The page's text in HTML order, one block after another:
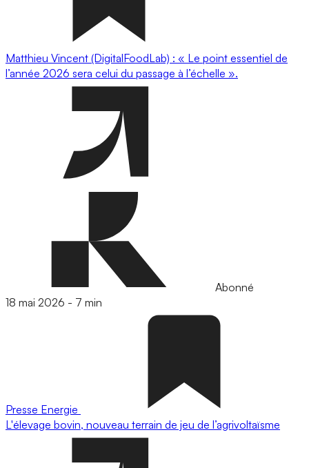
Matthieu Vincent (DigitalFoodLab) : « Le point essentiel de
l’année 2026 sera celui du passage à l’échelle ».
Abonné
18 mai 2026 - 7 min
Presse Energie
L'élevage bovin, nouveau terrain de jeu de l’agrivoltaïsme